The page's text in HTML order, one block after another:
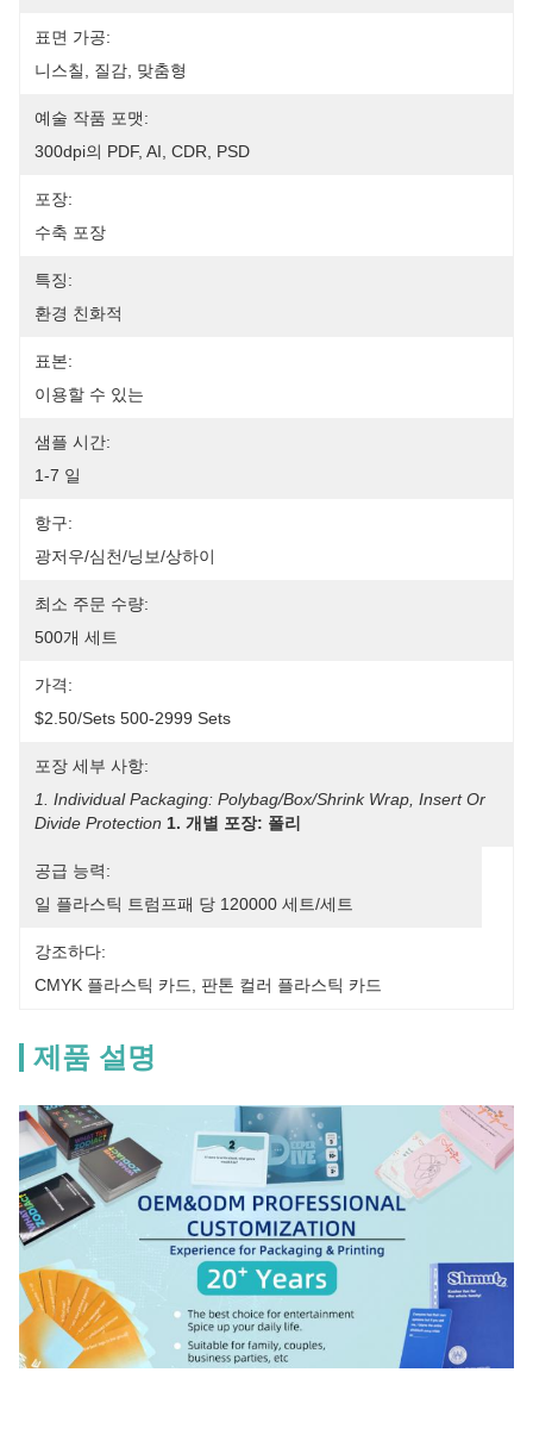
표면 가공:
니스칠, 질감, 맞춤형
예술 작품 포맷:
300dpi의 PDF, AI, CDR, PSD
포장:
수축 포장
특징:
환경 친화적
표본:
이용할 수 있는
샘플 시간:
1-7 일
항구:
광저우/심천/닝보/상하이
최소 주문 수량:
500개 세트
가격:
$2.50/sets 500-2999 Sets
포장 세부 사항:
1. Individual Packaging: Polybag/Box/shrink Wrap, Insert Or
Divide Protection 1. 개별 포장: 폴리
공급 능력:
일 플라스틱 트럼프패 당 120000 세트/세트
강조하다:
CMYK 플라스틱 카드
판톤 컬러 플라스틱 카드
제품 설명